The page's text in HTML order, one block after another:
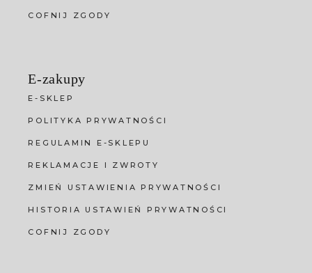
COFNIJ ZGODY
E-zakupy
E-SKLEP
POLITYKA PRYWATNOŚCI
REGULAMIN E-SKLEPU
REKLAMACJE I ZWROTY
ZMIEŃ USTAWIENIA PRYWATNOŚCI
HISTORIA USTAWIEŃ PRYWATNOŚCI
COFNIJ ZGODY